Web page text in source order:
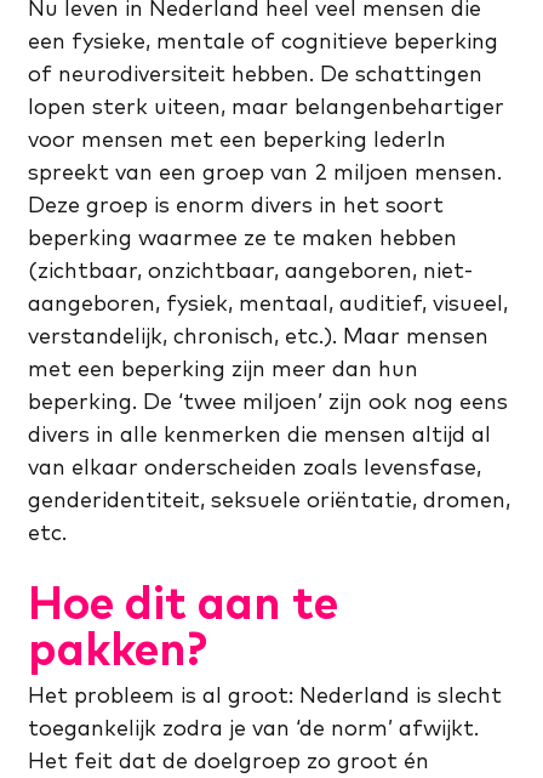
Nu leven in Nederland heel veel mensen die
een fysieke, mentale of cognitieve beperking
of neurodiversiteit hebben. De schattingen
lopen sterk uiteen, maar belangenbehartiger
voor mensen met een beperking IederIn
spreekt van een groep van 2 miljoen mensen.
Deze groep is enorm divers in het soort
beperking waarmee ze te maken hebben
(zichtbaar, onzichtbaar, aangeboren, niet-
aangeboren, fysiek, mentaal, auditief, visueel,
verstandelijk, chronisch, etc.). Maar mensen
met een beperking zijn meer dan hun
beperking. De ‘twee miljoen’ zijn ook nog eens
divers in alle kenmerken die mensen altijd al
van elkaar onderscheiden zoals levensfase,
genderidentiteit, seksuele oriëntatie, dromen,
etc.
Hoe dit aan te
pakken?
Het probleem is al groot: Nederland is slecht
toegankelijk zodra je van ‘de norm’ afwijkt.
Het feit dat de doelgroep zo groot én